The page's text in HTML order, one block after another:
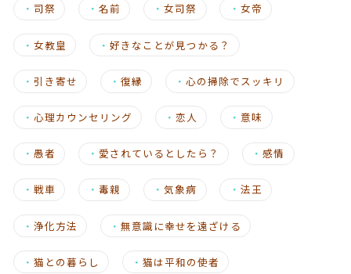
・ 司祭 ・名前 ・女司祭 ・ 女帝
・ 女教皇 ・好きなことが見つかる？
・ 引き寄せ ・復縁 ・心の掃除でスッキリ
・ 心理カウンセリング ・恋人 ・ 意味
・ 愚者 ・ 愛されているとしたら？ ・感情
・ 戦車 ・毒親 ・気象病 ・ 法王
・ 浄化方法 ・無意識に幸せを遠ざける
・ 猫との暮らし ・猫は平和の使者